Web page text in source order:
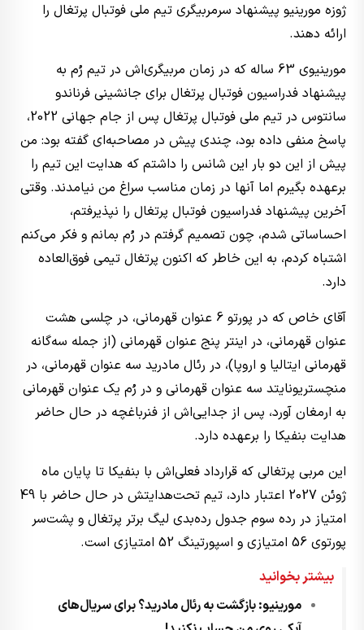
ژوزه مورینیو پیشنهاد سرمربیگری تیم ملی فوتبال پرتغال را
ارائه دهند.
مورینیوی 63 ساله که در زمان مربیگری‌اش در تیم رُم به
پیشنهاد فدراسیون فوتبال پرتغال برای جانشینی فرناندو
سانتوس در تیم ملی فوتبال پرتغال پس از جام جهانی 2022،
پاسخ منفی داده بود، چندی پیش در مصاحبه‌ای گفته بود: من
پیش از این دو بار این شانس را داشتم که هدایت این تیم را
برعهده بگیرم اما آنها در زمان مناسب سراغ من نیامدند. وقتی
آخرین پیشنهاد فدراسیون فوتبال پرتغال را نپذیرفتم،
احساساتی شدم، چون تصمیم گرفتم در رُم بمانم و فکر می‌کنم
اشتباه کردم، به این خاطر که اکنون پرتغال تیمی فوق‌العاده
دارد.
آقای خاص که در پورتو 6 عنوان قهرمانی، در چلسی هشت
عنوان قهرمانی، در اینتر پنج عنوان قهرمانی (از جمله سه‌گانه
قهرمانی ایتالیا و اروپا)، در رئال مادرید سه عنوان قهرمانی، در
منچستریونایتد سه عنوان قهرمانی و در رُم یک عنوان قهرمانی
به ارمغان آورد، پس از جدایی‌اش از فنرباغچه در حال حاضر
هدایت بنفیکا را برعهده دارد.
این مربی پرتغالی که قرارداد فعلی‌اش با بنفیکا تا پایان ماه
ژوئن 2027 اعتبار دارد، تیم تحت‌هدایتش در حال حاضر با 49
امتیاز در رده سوم جدول رده‌بدی لیگ برتر پرتغال و پشت‌سر
پورتوی 56 امتیازی و اسپورتینگ 52 امتیازی است.
بیشتر بخوانید
مورینیو: بازگشت به رئال مادرید؟ برای سریال‌های